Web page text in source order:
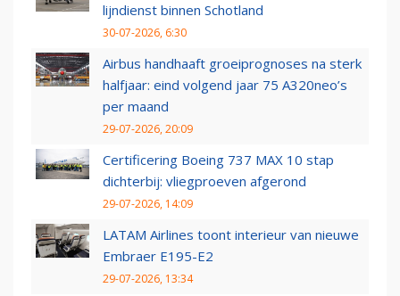
lijndienst binnen Schotland
30-07-2026, 6:30
Airbus handhaaft groeiprognoses na sterk
halfjaar: eind volgend jaar 75 A320neo’s
per maand
29-07-2026, 20:09
Certificering Boeing 737 MAX 10 stap
dichterbij: vliegproeven afgerond
29-07-2026, 14:09
LATAM Airlines toont interieur van nieuwe
Embraer E195-E2
29-07-2026, 13:34